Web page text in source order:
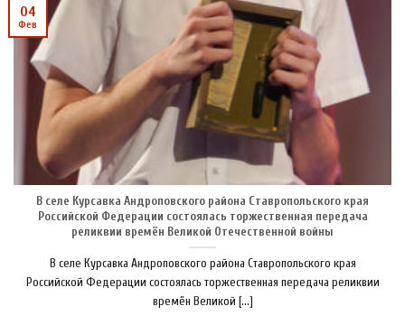
В селе Курсавка Андроповского района Ставропольского края
Российской Федерации состоялась торжественная передача
реликвии времён Великой Отечественной войны
В селе Курсавка Андроповского района Ставропольского края
Российской Федерации состоялась торжественная передача реликвии
времён Великой [...]
04
Фев